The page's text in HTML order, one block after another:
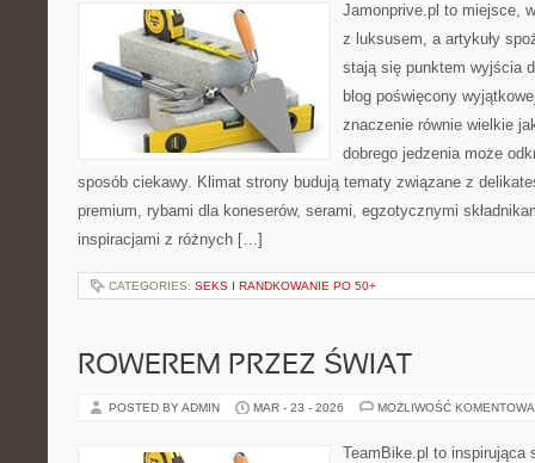
Jamonprive.pl to miejsce,
z luksusem, a artykuły
stają się punktem wyjścia
blog poświęcony
znaczenie równie wielkie
dobrego jedzenia może
sposób ciekawy. Klimat strony budują tematy związane z
premium, rybami dla koneserów, serami, egzotycznymi
inspiracjami z różnych […]
CATEGORIES: SEKS I RANDKOWANIE PO 50+
ROWEREM PRZEZ ŚWIAT
POSTED BY ADMIN MAR - 23 - 2026 MOŻLIWOŚĆ
TeamBike.pl to inspirująca